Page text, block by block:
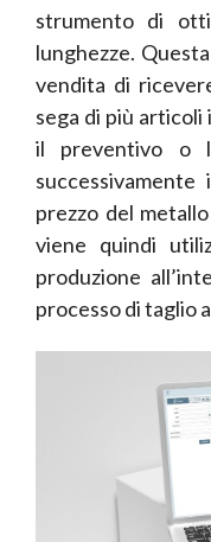
strumento di
lunghezze.
vendita di
sega di più articoli
il preventivo o
prezzo del
viene quindi
produzione
processo di taglio